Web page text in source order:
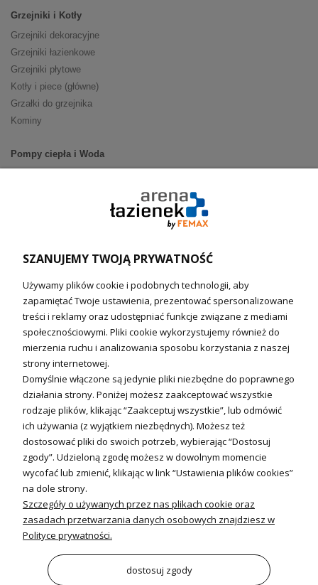
Grzejniki i Kotły
Grzejniki dekoracyjne
Grzejniki łazienkowe
Grzejniki płytowe
Kotły i piece (główne)
Grzałki do grzejnika
Kominy
Pompy ciepła i Woda
Ogrzewanie podłogowe (główne)
Technika solarna
Fotowoltanika
Sterowniki i regulatory
Nagrzewnice i kurtyny
Kuchnia i Wentylacja
Kuchnia
Zlewozmywaki
Baterie kuchenne
Młynki do odpadów
Wentylacja i Informacje
Wentylatory
SZANUJEMY TWOJĄ PRYWATNOŚĆ
Używamy plików cookie i podobnych technologii, aby
zapamiętać Twoje ustawienia, prezentować spersonalizowane
treści i reklamy oraz udostępniać funkcje związane z mediami
społecznościowymi. Pliki cookie wykorzystujemy również do
mierzenia ruchu i analizowania sposobu korzystania z naszej
strony internetowej.
Domyślnie włączone są jedynie pliki niezbędne do poprawnego
działania strony. Poniżej możesz zaakceptować wszystkie
rodzaje plików, klikając “Zaakceptuj wszystkie”, lub odmówić
ich używania (z wyjątkiem niezbędnych). Możesz też
dostosować pliki do swoich potrzeb, wybierając “Dostosuj
zgody”. Udzieloną zgodę możesz w dowolnym momencie
wycofać lub zmienić, klikając w link “Ustawienia plików cookies”
na dole strony.
Szczegóły o używanych przez nas plikach cookie oraz
zasadach przetwarzania danych osobowych znajdziesz w
Polityce prywatności.
dostosuj zgody